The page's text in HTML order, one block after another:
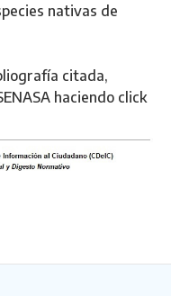
nativas de
citada,
haciendo click